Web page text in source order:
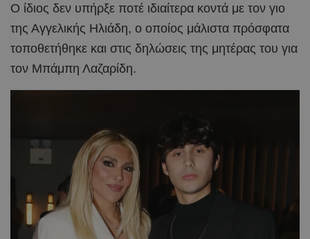
Ο ίδιος δεν υπήρξε ποτέ ιδιαίτερα κοντά με τον γιο
της Αγγελικής Ηλιάδη, ο οποίος μάλιστα πρόσφατα
τοποθετήθηκε και στις δηλώσεις της μητέρας του για
τον Μπάμπη Λαζαρίδη.